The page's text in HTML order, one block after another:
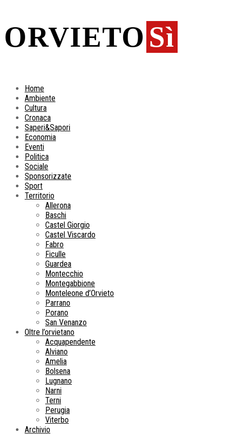
ORVIETO Sì
Home
Ambiente
Cultura
Cronaca
Saperi&Sapori
Economia
Eventi
Politica
Sociale
Sponsorizzate
Sport
Territorio
Allerona
Baschi
Castel Giorgio
Castel Viscardo
Fabro
Ficulle
Guardea
Montecchio
Montegabbione
Monteleone d’Orvieto
Parrano
Porano
San Venanzo
Oltre l’orvietano
Acquapendente
Alviano
Amelia
Bolsena
Lugnano
Narni
Terni
Perugia
Viterbo
Archivio